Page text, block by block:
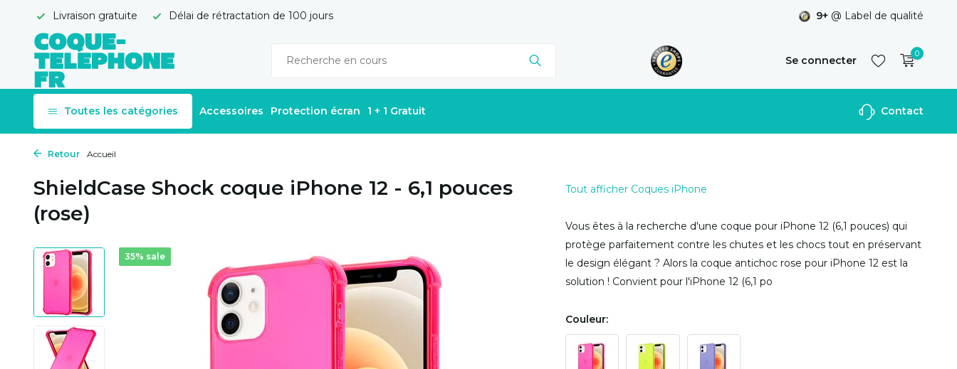
Livraison gratuite Délai de rétractation de 100 jours 9+ @ Label de qualité
Se connecter
S'inscrire
0
Toutes les catégories Accessoires Protection écran 1 + 1 Gratuit Contact
Retour Accueil
ShieldCase Shock coque iPhone 12 - 6,1 pouces
(rose)
35% sale
Tout afficher Coques iPhone
Vous êtes à la recherche d'une coque pour iPhone 12 (6,1 pouces) qui
protège parfaitement contre les chutes et les chocs tout en préservant
le design élégant ? Alors la coque antichoc rose pour iPhone 12 est la
solution ! Convient pour l'iPhone 12 (6,1 po
Couleur: